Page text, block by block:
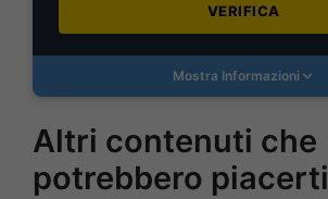
VERIFICA
Mostra Informazioni
Altri contenuti che
potrebbero piacerti